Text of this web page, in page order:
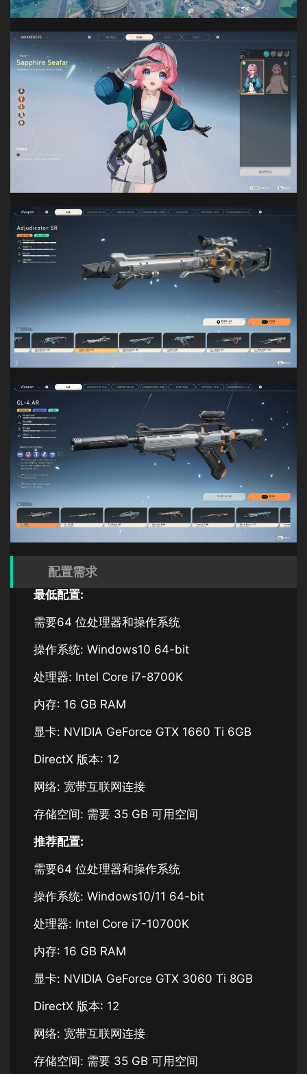
配置需求
最低配置:
需要64 位处理器和操作系统
操作系统: Windows10 64-bit
处理器: Intel Core i7-8700K
内存: 16 GB RAM
显卡: NVIDIA GeForce GTX 1660 Ti 6GB
DirectX 版本: 12
网络: 宽带互联网连接
存储空间: 需要 35 GB 可用空间
推荐配置:
需要64 位处理器和操作系统
操作系统: Windows10/11 64-bit
处理器: Intel Core i7-10700K
内存: 16 GB RAM
显卡: NVIDIA GeForce GTX 3060 Ti 8GB
DirectX 版本: 12
网络: 宽带互联网连接
存储空间: 需要 35 GB 可用空间